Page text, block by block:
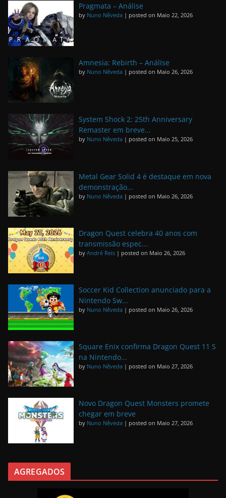
Pragmata – Análise
by Nuno Nêveda | posted on Maio 22, 2026
Amnesia: Rebirth – Análise
by Nuno Nêveda | posted on Maio 26, 2026
System Shock 2: 25th Anniversary
Remaster em breve...
by Nuno Nêveda | posted on Maio 25, 2026
Metal Gear Solid 4 é destaque em nova
demonstração...
by Nuno Nêveda | posted on Maio 26, 2026
Dragon Quest celebra 40 anos com
transmissão espec...
by André Reis | posted on Maio 26, 2026
Soccer Kid Collection anunciado para a
Nintendo Sw...
by Nuno Nêveda | posted on Maio 26, 2026
Square Enix confirma Dragon Quest 11 S
na Nintendo...
by Nuno Nêveda | posted on Maio 27, 2026
Novo Dragon Quest Monsters promete
chegar em breve
by Nuno Nêveda | posted on Maio 27, 2026
AGREGADOS